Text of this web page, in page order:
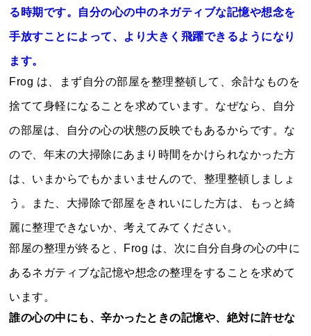
る時期です。自分の心の中のネガティブな記憶や想念を
手放すことによって、より大きく飛躍できるようになり
ます。
Frog は、まず自分の部屋を整理整頓して、余計なものを
捨てて身軽になることを求めています。なぜなら、自分
の部屋は、自分の心の状態の反映でもあるからです。な
ので、年末の大掃除にあまり時間をかけられなかった方
は、いまからでもかまいませんので、整理整頓しましょ
う。また、大掃除で部屋をきれいにした方は、もっと綺
麗に整理できないか、考えてみてください。
部屋の整理が終ると、Frog は、次に自分自身の心の中に
あるネガティブな記憶や想念の整理をすることを求めて
います。
誰の心の中にも、辛かったときの記憶や、絶対に許せな